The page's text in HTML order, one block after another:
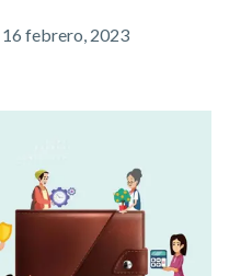
16 febrero, 2023